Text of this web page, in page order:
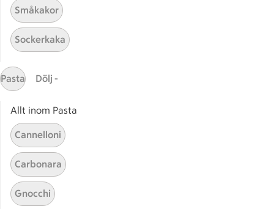
Här hittar du alla goda recept du har sparat och
Sidfot
Start
Få snabbt svar
FAQ
Småkakor
Sockerkaka
Pasta Dölj -
Allt inom Pasta
Cannelloni
Carbonara
Gnocchi